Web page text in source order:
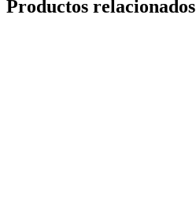
Productos relacionados